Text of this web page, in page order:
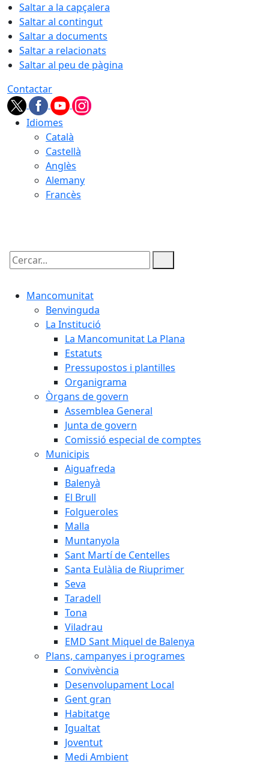
Saltar a la capçalera
Saltar al contingut
Saltar a documents
Saltar a relacionats
Saltar al peu de pàgina
Contactar
Idiomes
Català
Castellà
Anglès
Alemany
Francès
Cercar:
Mancomunitat
Benvinguda
La Institució
La Mancomunitat La Plana
Estatuts
Pressupostos i plantilles
Organigrama
Òrgans de govern
Assemblea General
Junta de govern
Comissió especial de comptes
Municipis
Aiguafreda
Balenyà
El Brull
Folgueroles
Malla
Muntanyola
Sant Martí de Centelles
Santa Eulàlia de Riuprimer
Seva
Taradell
Tona
Viladrau
EMD Sant Miquel de Balenya
Plans, campanyes i programes
Convivència
Desenvolupament Local
Gent gran
Habitatge
Igualtat
Joventut
Medi Ambient